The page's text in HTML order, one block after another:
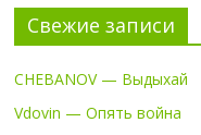
Свежие записи
CHEBANOV — Выдыхай
Vdovin — Опять война